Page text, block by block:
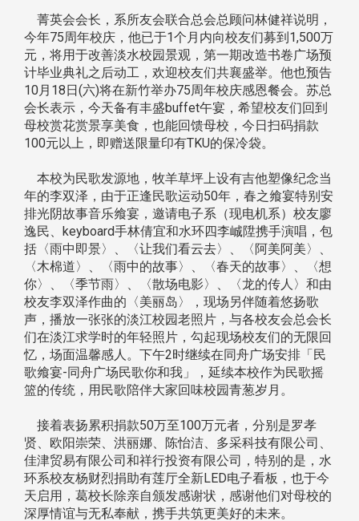
菁英会会长，系所友会联合总会总顾问林健祥说明，
今年75周年校庆，他已于1个月内向校友们募到1,500万
元，将用于改善淡水校园景观，第一期改造书卷广场预
计毕业典礼之后动工，欢迎校友们共襄盛举。他也预告
10月18日(六)将在新竹举办75周年校庆感恩餐会。苏总
会长表示，今天备有丰盛buffet午宴，希望校友们回到
母校赏花赏景享美食，也能回馈母校，今日扫码捐款
100元以上，即赠送限量印有TKU的保冷袋。
本校为民歌发源地，牧羊草坪上设有吉他塑像纪念当
年的李双泽，由于正逢民歌运动50年，春之飨宴特别安
排光阴故事音乐飨宴，邀请电子系（现电机系）校友廖
逸民、keyboard手林倩宜和水环四李峸陞携手演唱，包
括〈雨中即景〉、〈让我们看云去〉、〈阿美阿美〉、
〈木棉道〉、〈雨中的故事〉、〈春天的故事〉、〈想
你〉、〈季节雨〉、〈散场电影〉、〈龙的传人〉和由
校友李双泽作曲的〈美丽岛〉，现场另伴随着悠扬歌
声，播放一张张的淡江校园老照片，与各校友会总会长
们在淡江求学时的年轻照片，勾起现场校友们的无限回
忆，场面温馨感人。下午2时继续在同舟广场安排「民
歌飨宴-同舟广场民歌你和我」，延续本校作为民歌摇
篮的传统，用民歌陪伴大家回味校园青葱岁月。
接着表扬累积捐款50万至100万元者，分别是罗孝
贤、欧阳崇荣、洪丽娜、陈怡洁、多采科技有限公司、
佳津贸易有限公司和祥行投资有限公司，特别的是，水
环系校友杨财烈捐助有莲厅全新LED电子看板，也于今
天启用，葛校长除亲自颁发感谢状，感谢他们对母校的
深厚情谊与无私奉献，携手共筑更美好的未来。